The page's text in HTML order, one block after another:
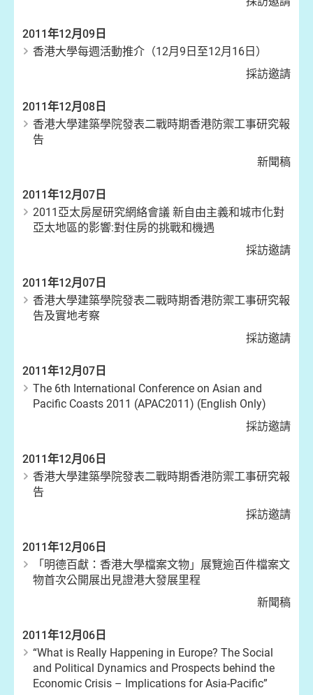
2011年12月09日
香港大學每週活動推介（12月9日至12月16日）
採訪邀請
2011年12月08日
香港大學建築學院發表二戰時期香港防禦工事研究報
告
新聞稿
2011年12月07日
2011亞太房屋研究網絡會議 新自由主義和城市化對
亞太地區的影響:對住房的挑戰和機遇
採訪邀請
2011年12月07日
香港大學建築學院發表二戰時期香港防禦工事研究報
告及實地考察
採訪邀請
2011年12月07日
The 6th International Conference on Asian and
Pacific Coasts 2011 (APAC2011) (English Only)
採訪邀請
2011年12月06日
香港大學建築學院發表二戰時期香港防禦工事研究報
告
採訪邀請
2011年12月06日
「明德百獻：香港大學檔案文物」展覽逾百件檔案文
物首次公開展出見證港大發展里程
新聞稿
2011年12月06日
“What is Really Happening in Europe? The Social
and Political Dynamics and Prospects behind the
Economic Crisis – Implications for Asia-Pacific”